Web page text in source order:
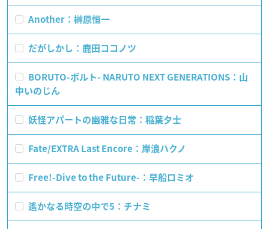
Another：榊原恒一
だがしかし：鹿田ココノツ
BORUTO-ボルト- NARUTO NEXT GENERATIONS：山
中いのじん
妖怪アパートの幽雅な日常：稲葉夕士
Fate/EXTRA Last Encore：岸浪ハクノ
Free!-Dive to the Future-：早船ロミオ
遙かなる時空の中で5：チナミ